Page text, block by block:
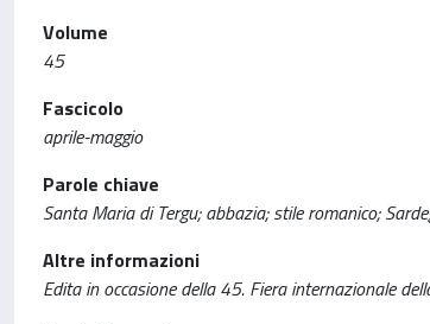
Volume
45
Fascicolo
aprile-maggio
Parole chiave
Santa Maria di Tergu; abbazia; stile romanico;
Altre informazioni
Edita in occasione della 45. Fiera internazionale